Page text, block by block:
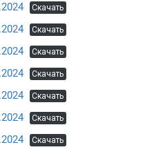
Скачать
Скачать
Скачать
Скачать
Скачать
Скачать
Скачать